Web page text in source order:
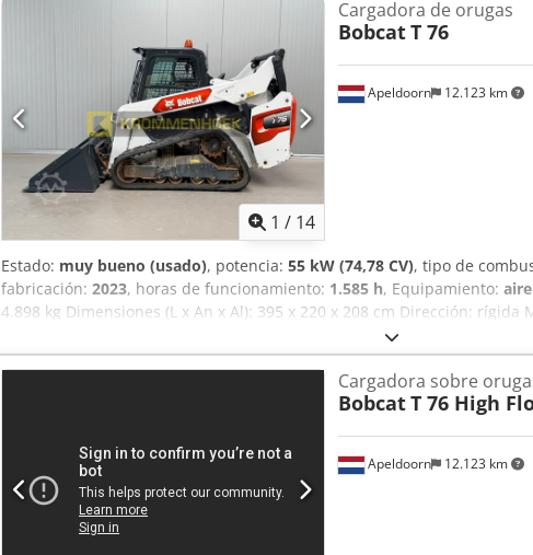
bueno = Otras opciones y equipamiento = - Faro(s) de trabajo -
Gran caudal - Acoplamiento rápido hidráulico - Luz de señalización -
Djdpfx Asxn S N Rokqsck Tren motriz Nivel (Tier): Stage V / Tier IV final
Estado Tipo CE: CE Acoplamiento rápido hidráulico, 2 velocidades,
atrás, aire acondicionado, asiento neumático.
1 / 14
Apeldoorn 12.123 km
Cargadora de orugas
BobcatT 76
Estado: muy bueno (usado), potencia: 55 kW (74,78 CV), tipo de
fabricación: 2023, horas de funcionamiento: 1.585 h, Equipamiento:
4.898 kg Dimensiones (L x An x Al): 395 x 220 x 208 cm Dirección:
CE: sí Estado técnico: muy bueno Estado visual: muy bueno = Otras
circuito hidráulico - Alto caudal - Último compensador = Observaciones
Transmisión Fase (Tier): Stage V / Tier IV final 2 velocidades de
acondicionado, cámara de marcha atrás, asiento neumático, control
Apeldoorn 12.123 km
Cargadora sobre
BobcatT 76 High